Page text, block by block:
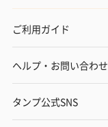
ご利用ガイド
ヘルプ・お問い合わせ
タンプ公式SNS